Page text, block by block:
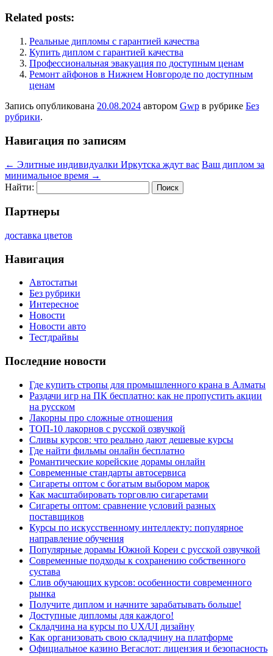
Related posts:
Реальные дипломы с гарантией качества
Купить диплом с гарантией качества
Профессиональная эвакуация по доступным ценам
Ремонт айфонов в Нижнем Новгороде по доступным
ценам
Запись опубликована 20.08.2024 автором Gwp в рубрике Без
рубрики.
Навигация по записям
← Элитные индивидуалки Иркутска ждут вас Ваш диплом за
минимальное время →
Найти:
Партнеры
доставка цветов
Навигация
Автостатьи
Без рубрики
Интересное
Новости
Новости авто
Тестдрайвы
Последние новости
Где купить стропы для промышленного крана в Алматы
Раздачи игр на ПК бесплатно: как не пропустить акции
на русском
Лакорны про сложные отношения
ТОП-10 лакорнов с русской озвучкой
Сливы курсов: что реально дают дешевые курсы
Где найти фильмы онлайн бесплатно
Романтические корейские дорамы онлайн
Современные стандарты автосервиса
Сигареты оптом с богатым выбором марок
Как масштабировать торговлю сигаретами
Сигареты оптом: сравнение условий разных
поставщиков
Курсы по искусственному интеллекту: популярное
направление обучения
Популярные дорамы Южной Кореи с русской озвучкой
Современные подходы к сохранению собственного
сустава
Слив обучающих курсов: особенности современного
рынка
Получите диплом и начните зарабатывать больше!
Доступные дипломы для каждого!
Складчина на курсы по UX/UI дизайну
Как организовать свою складчину на платформе
Официальное казино Вегаслот: лицензия и безопасность